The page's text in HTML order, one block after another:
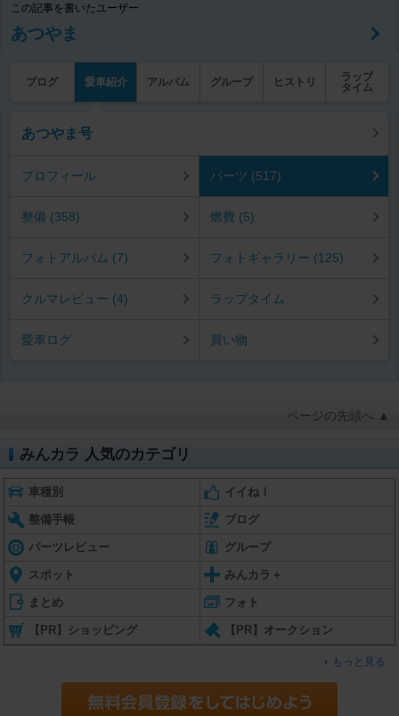
この記事を書いたユーザー
あつやま
ブログ 愛車紹介 アルバム グループ ヒストリ
ラップ
タイム
あつやま号
プロフィール パーツ (517)
整備 (358) 燃費 (5)
フォトアルバム (7) フォトギャラリー (125)
クルマレビュー (4) ラップタイム
愛車ログ 買い物
ページの先頭へ ▲
みんカラ 人気のカテゴリ
車種別 イイね！
整備手帳 ブログ
パーツレビュー グループ
スポット みんカラ＋
まとめ フォト
【PR】ショッピング 【PR】オークション
もっと見る